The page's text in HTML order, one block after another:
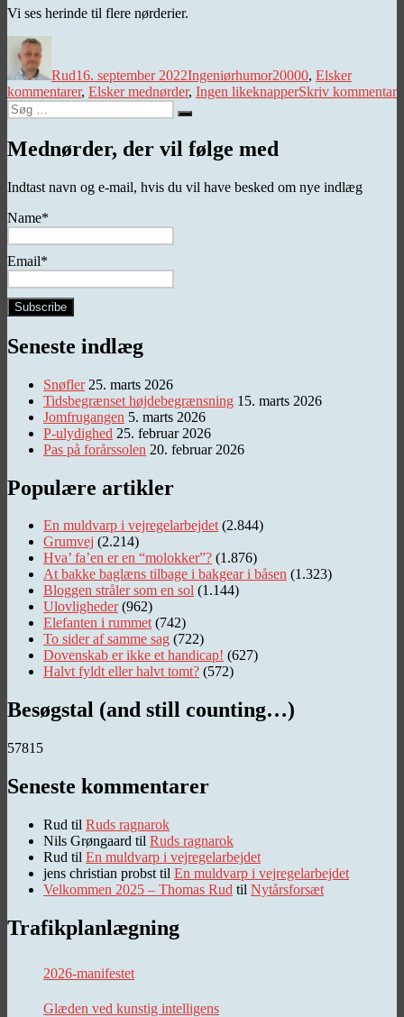
Vi ses herinde til flere nørderier.
Rud16. september 2022Ingeniørhumor20000, Elsker
kommentarer, Elsker mednørder, Ingen likeknapperSkriv kommentar
Søg
efter:
Søg
Mednørder, der vil følge med
Indtast navn og e-mail, hvis du vil have besked om nye indlæg
Name*
Email*
Seneste indlæg
Snøfler 25. marts 2026
Tidsbegrænset højdebegrænsning 15. marts 2026
Jomfrugangen 5. marts 2026
P-ulydighed 25. februar 2026
Pas på forårssolen 20. februar 2026
Populære artikler
En muldvarp i vejregelarbejdet (2.844)
Grumvej (2.214)
Hva’ fa’en er en “molokker”? (1.876)
At bakke baglæns tilbage i bakgear i båsen (1.323)
Bloggen stråler som en sol (1.144)
Ulovligheder (962)
Elefanten i rummet (742)
To sider af samme sag (722)
Dovenskab er ikke et handicap! (627)
Halvt fyldt eller halvt tomt? (572)
Besøgstal (and still counting…)
57815
Seneste kommentarer
Rud til Ruds ragnarok
Nils Grøngaard til Ruds ragnarok
Rud til En muldvarp i vejregelarbejdet
jens christian probst til En muldvarp i vejregelarbejdet
Velkommen 2025 – Thomas Rud til Nytårsforsæt
Trafikplanlægning
2026-manifestet
Glæden ved kunstig intelligens